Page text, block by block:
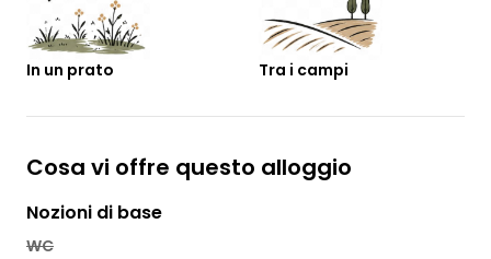
In un prato Tra i campi
Cosa vi offre questo alloggio
Nozioni di base
WC